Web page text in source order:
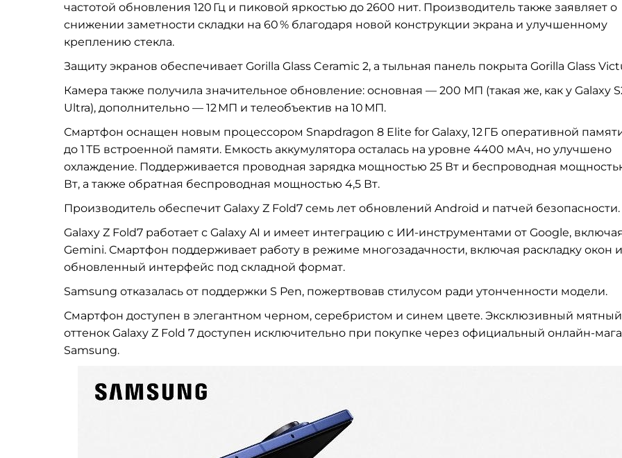
частотой обновления 120 Гц и пиковой яркостью до 2600 нит. Производитель также заявляет о
снижении заметности складки на 60 % благодаря новой конструкции экрана и улучшенному
креплению стекла.
Защиту экранов обеспечивает Gorilla Glass Ceramic 2, а тыльная панель покрыта Gorilla Glass
Камера также получила значительное обновление: основная — 200 МП (такая же, как у Galaxy
Ultra), дополнительно — 12 МП и телеобъектив на 10 МП.
Смартфон оснащен новым процессором Snapdragon 8 Elite for Galaxy, 12 ГБ оперативной
до 1 ТБ встроенной памяти. Емкость аккумулятора осталась на уровне 4400 мАч, но улучшено
охлаждение. Поддерживается проводная зарядка мощностью 25 Вт и беспроводная
Вт, а также обратная беспроводная мощностью 4,5 Вт.
Производитель обеспечит Galaxy Z Fold7 семь лет обновлений Android и патчей безопасности.
Galaxy Z Fold7 работает с Galaxy AI и имеет интеграцию с ИИ-инструментами от Google,
Gemini. Смартфон поддерживает работу в режиме многозадачности, включая раскладку окон и
обновленный интерфейс под складной формат.
Samsung отказалась от поддержки S Pen, пожертвовав стилусом ради утонченности модели.
Смартфон доступен в элегантном черном, серебристом и синем цвете. Эксклюзивный мятный
оттенок Galaxy Z Fold 7 доступен исключительно при покупке через официальный онлайн-
Samsung.